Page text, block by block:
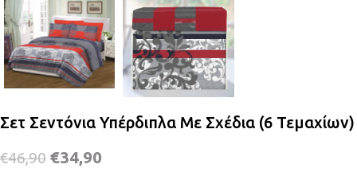
Σετ Σεντόνια Υπέρδιπλα Με Σχέδια (6 Τεμαχίων)
€46,90 €34,90